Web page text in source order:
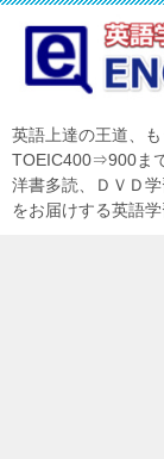
英語上達の王道、
TOEIC400⇒900ま
洋書多読、ＤＶＤ
をお届けする英語学